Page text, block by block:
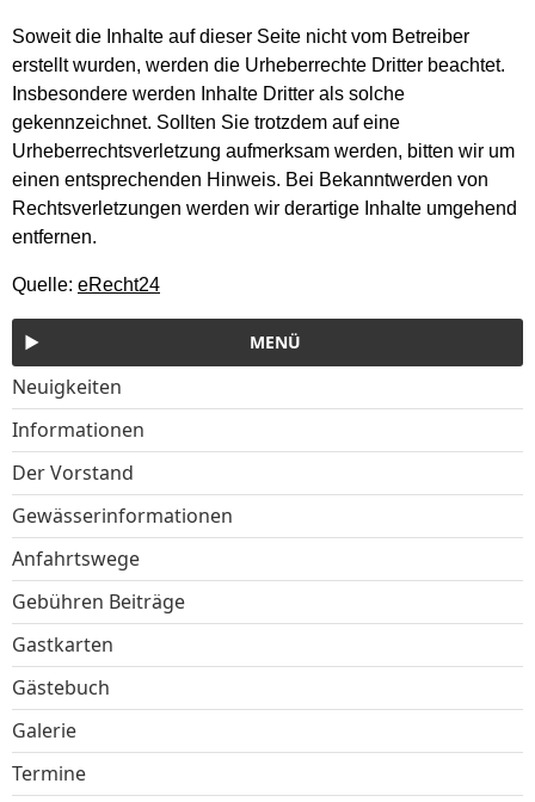
Soweit die Inhalte auf dieser Seite nicht vom Betreiber
erstellt wurden, werden die Urheberrechte Dritter beachtet.
Insbesondere werden Inhalte Dritter als solche
gekennzeichnet. Sollten Sie trotzdem auf eine
Urheberrechtsverletzung aufmerksam werden, bitten wir um
einen entsprechenden Hinweis. Bei Bekanntwerden von
Rechtsverletzungen werden wir derartige Inhalte umgehend
entfernen.
Quelle: eRecht24
MENÜ
Neuigkeiten
Informationen
Der Vorstand
Gewässerinformationen
Anfahrtswege
Gebühren Beiträge
Gastkarten
Gästebuch
Galerie
Termine